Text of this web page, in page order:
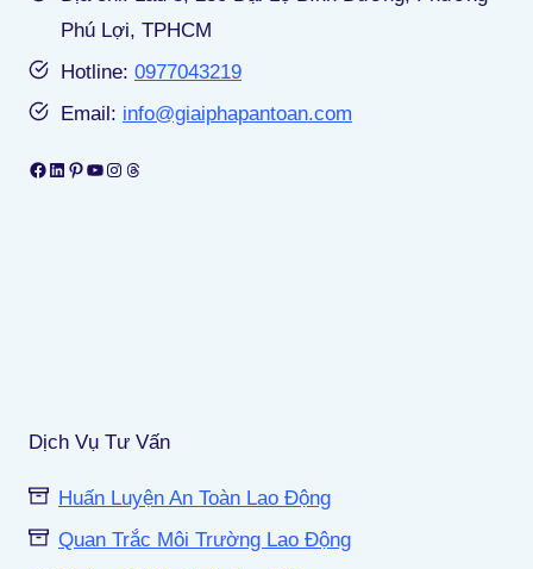
Phú Lợi, TPHCM
Hotline: 0977043219
Email: info@giaiphapantoan.com
Facebook
LinkedIn
Pinterest
Youtube
Instagram
Threads
Dịch Vụ Tư Vấn
Huấn Luyện An Toàn Lao Động
Quan Trắc Môi Trường Lao Động